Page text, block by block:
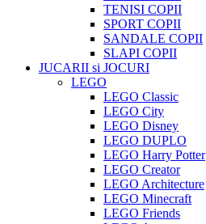
TENISI COPII
SPORT COPII
SANDALE COPII
SLAPI COPII
JUCARII si JOCURI
LEGO
LEGO Classic
LEGO City
LEGO Disney
LEGO DUPLO
LEGO Harry Potter
LEGO Creator
LEGO Architecture
LEGO Minecraft
LEGO Friends